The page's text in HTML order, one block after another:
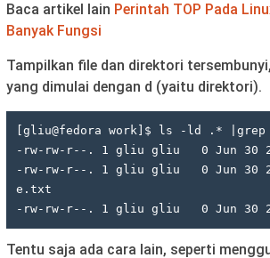
Baca artikel lain Perintah TOP Pada
Banyak Fungsi
Tampilkan file dan direktori
yang dimulai dengan d (yaitu direktori).
[gliu@fedora work]$ ls -ld .* |grep
-rw-rw-r--. 1 gliu gliu   0 Jun 30
-rw-rw-r--. 1 gliu gliu   0 Jun 30
e.txt
-rw-rw-r--. 1 gliu gliu   0 Jun 30
Tentu saja ada cara lain, seperti